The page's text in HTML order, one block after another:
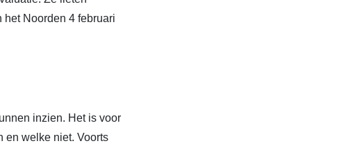
het Noorden 4 februari
inzien. Het is voor
en welke niet. Voorts